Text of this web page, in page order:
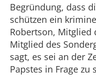
Begründung, dass
schützen ein
Robertson, Mitglied
Mitglied des
sagt, es sei an der
Papstes in Frage zu